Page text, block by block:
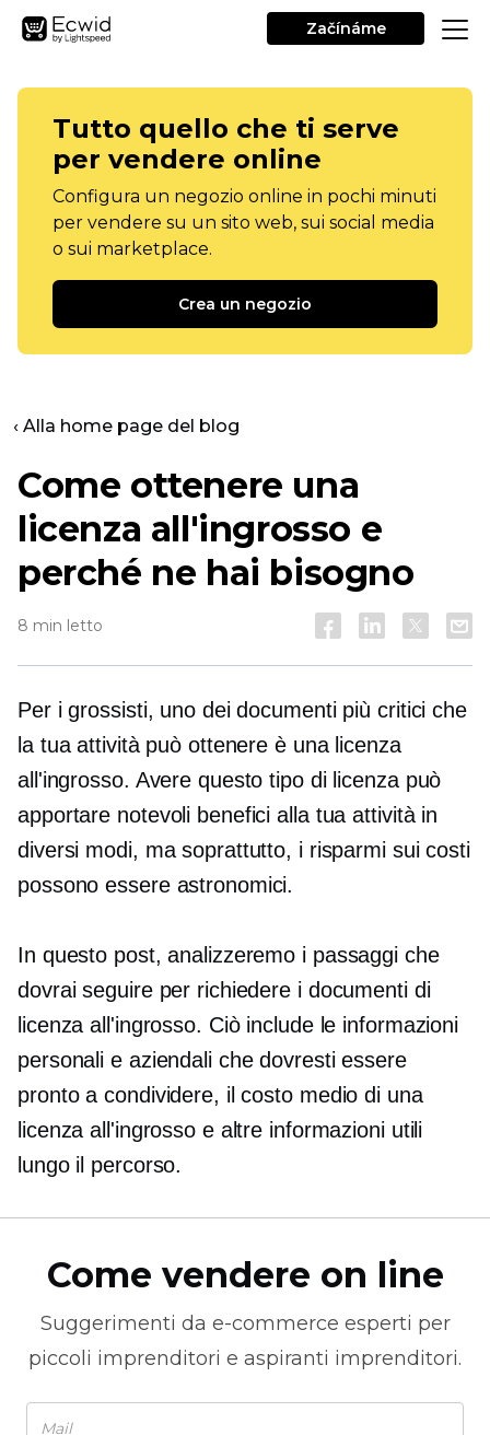
Začínáme
Tutto quello che ti serve
per vendere online
Configura un negozio online in pochi minuti
per vendere su un sito web, sui social media
o sui marketplace.
Crea un negozio
‹ Alla home page del blog
Come ottenere una
licenza all'ingrosso e
perché ne hai bisogno
8 min letto
Per i grossisti, uno dei documenti più critici che
la tua attività può ottenere è una licenza
all'ingrosso. Avere questo tipo di licenza può
apportare notevoli benefici alla tua attività in
diversi modi, ma soprattutto, i risparmi sui costi
possono essere astronomici.
In questo post, analizzeremo i passaggi che
dovrai seguire per richiedere i documenti di
licenza all'ingrosso. Ciò include le informazioni
personali e aziendali che dovresti essere
pronto a condividere, il costo medio di una
licenza all'ingrosso e altre informazioni utili
lungo il percorso.
Come vendere on line
Suggerimenti da e-commerce esperti per
piccoli imprenditori e aspiranti imprenditori.